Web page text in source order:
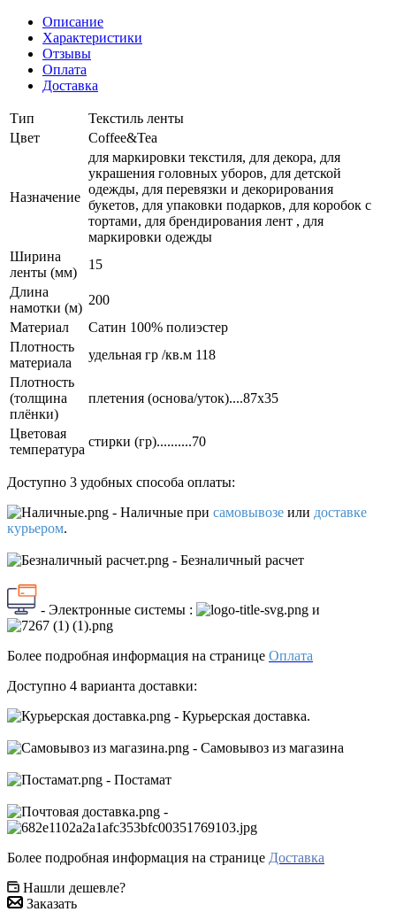
Описание
Характеристики
Отзывы
Оплата
Доставка
Тип
Текстиль ленты
Цвет
Coffee&Tea
Назначение
для маркировки текстиля, для декора, для
украшения головных уборов, для детской
одежды, для перевязки и декорирования
букетов, для упаковки подарков, для коробок с
тортами, для брендирования лент , для
маркировки одежды
Ширина
ленты (мм)
15
Длина
намотки (м)
200
Материал
Сатин 100% полиэстер
Плотность
материала
удельная гр /кв.м 118
Плотность
(толщина
плёнки)
плетения (основа/уток)....87х35
Цветовая
температура
стирки (гр)..........70
Доступно 3 удобных способа оплаты:
- Наличные при самовывозе или доставке
курьером.
- Безналичный расчет
- Электронные системы : и
Более подробная информация на странице Оплата
Доступно 4 варианта доставки:
- Курьерская доставка.
- Самовывоз из магазина
- Постамат
-
Более подробная информация на странице Доставка
Нашли дешевле?
Заказать